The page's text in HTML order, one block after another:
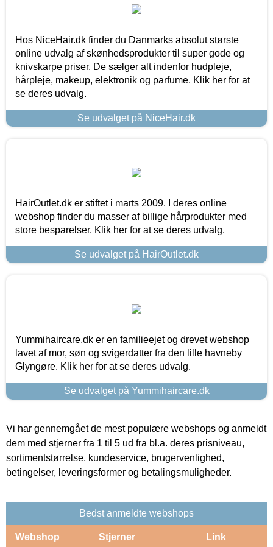
Hos NiceHair.dk finder du Danmarks absolut største
online udvalg af skønhedsprodukter til super gode og
knivskarpe priser. De sælger alt indenfor hudpleje,
hårpleje, makeup, elektronik og parfume. Klik her for at
se deres udvalg.
Se udvalget på NiceHair.dk
HairOutlet.dk er stiftet i marts 2009. I deres online
webshop finder du masser af billige hårprodukter med
store besparelser. Klik her for at se deres udvalg.
Se udvalget på HairOutlet.dk
Yummihaircare.dk er en familieejet og drevet webshop
lavet af mor, søn og svigerdatter fra den lille havneby
Glyngøre. Klik her for at se deres udvalg.
Se udvalget på Yummihaircare.dk
Vi har gennemgået de mest populære webshops og anmeldt
dem med stjerner fra 1 til 5 ud fra bl.a. deres prisniveau,
sortimentstørrelse, kundeservice, brugervenlighed,
betingelser, leveringsformer og betalingsmuligheder.
Bedst anmeldte webshops
Webshop Stjerner Link